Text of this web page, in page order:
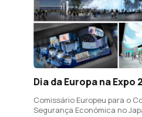
Dia da Europa na Expo
Comissário Europeu para o
Segurança Económica no